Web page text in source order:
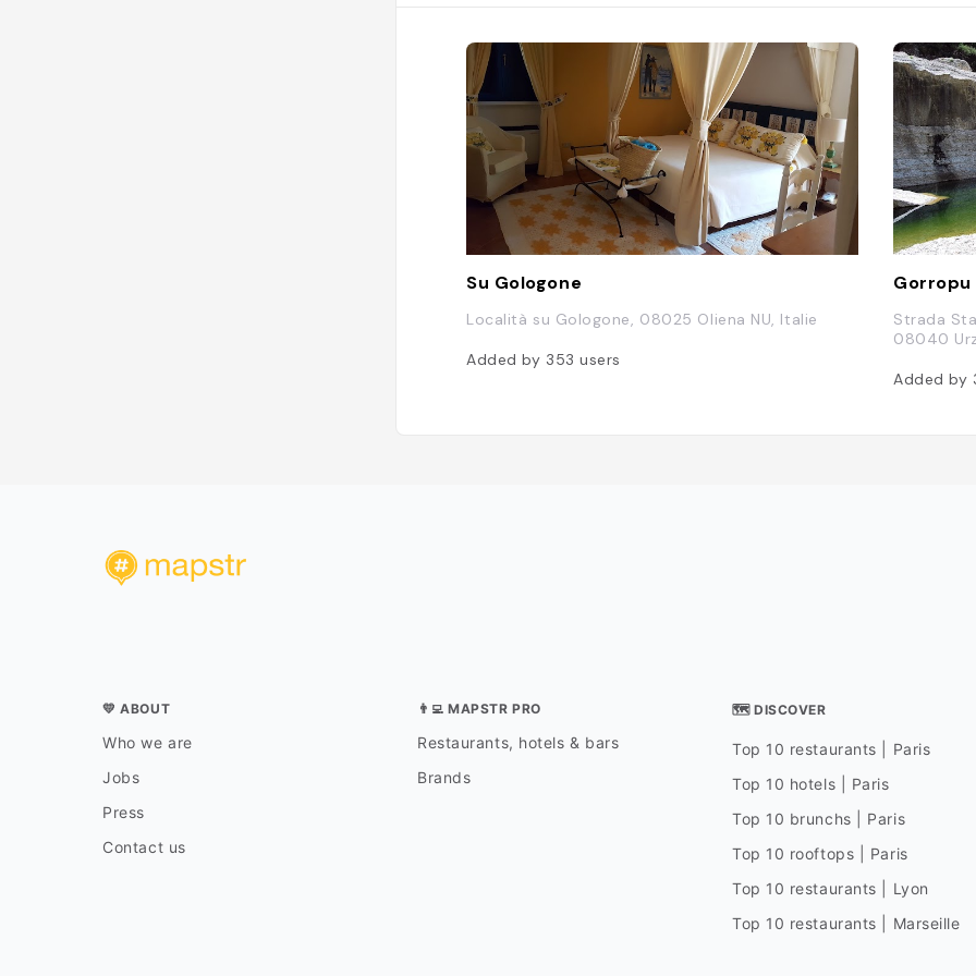
d'avoir un traducteur avoir soi pour
comprendre les textes ! "
Su Gologone
Località su Gologone, 08025 Oliena NU, Italie
Added by 353users
Gorropu
Strada
08040
Added by
💛 ABOUT
Who we are
Jobs
Press
Contact us
👨‍💻 MAPSTR PRO
Restaurants, hotels & bars
Brands
🗺 DISCOVER
Top 10 restaurants | Paris
Top 10 hotels | Paris
Top 10 brunchs | Paris
Top 10 rooftops | Paris
Top 10 restaurants | Lyon
Top 10 restaurants | Marseille